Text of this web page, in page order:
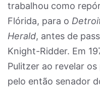
trabalhou como
Flórida, para o
Herald, antes de
Knight-Ridder. Em
Pulitzer ao revelar
pelo então senador